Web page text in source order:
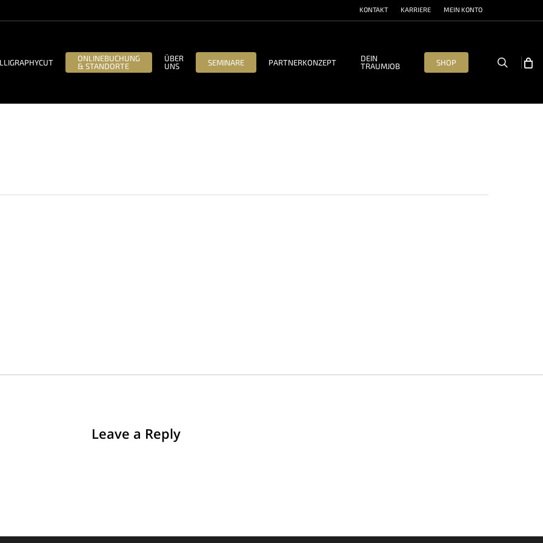
KONTAKT KARRIERE MEIN KONTO
ONLINEBUCHUNG
& STANDORTE
ÜBER
UNS
SEMINARE PARTNERKONZEPT
DEIN
TRAUMJOB
SHOP search
Leave a Reply